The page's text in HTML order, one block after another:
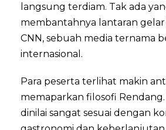
langsung terdiam. Tak ada
membantahnya lantaran
CNN, sebuah media ternama
internasional.
Para peserta terlihat makin
memaparkan filosofi Rendang.
dinilai sangat sesuai dengan